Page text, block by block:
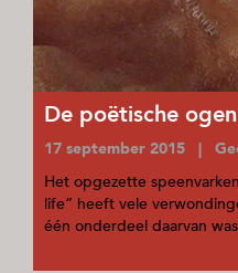
De poëtische
17 september 2015 |
Het opgezette
life” heeft vele
één onderdeel daarvan